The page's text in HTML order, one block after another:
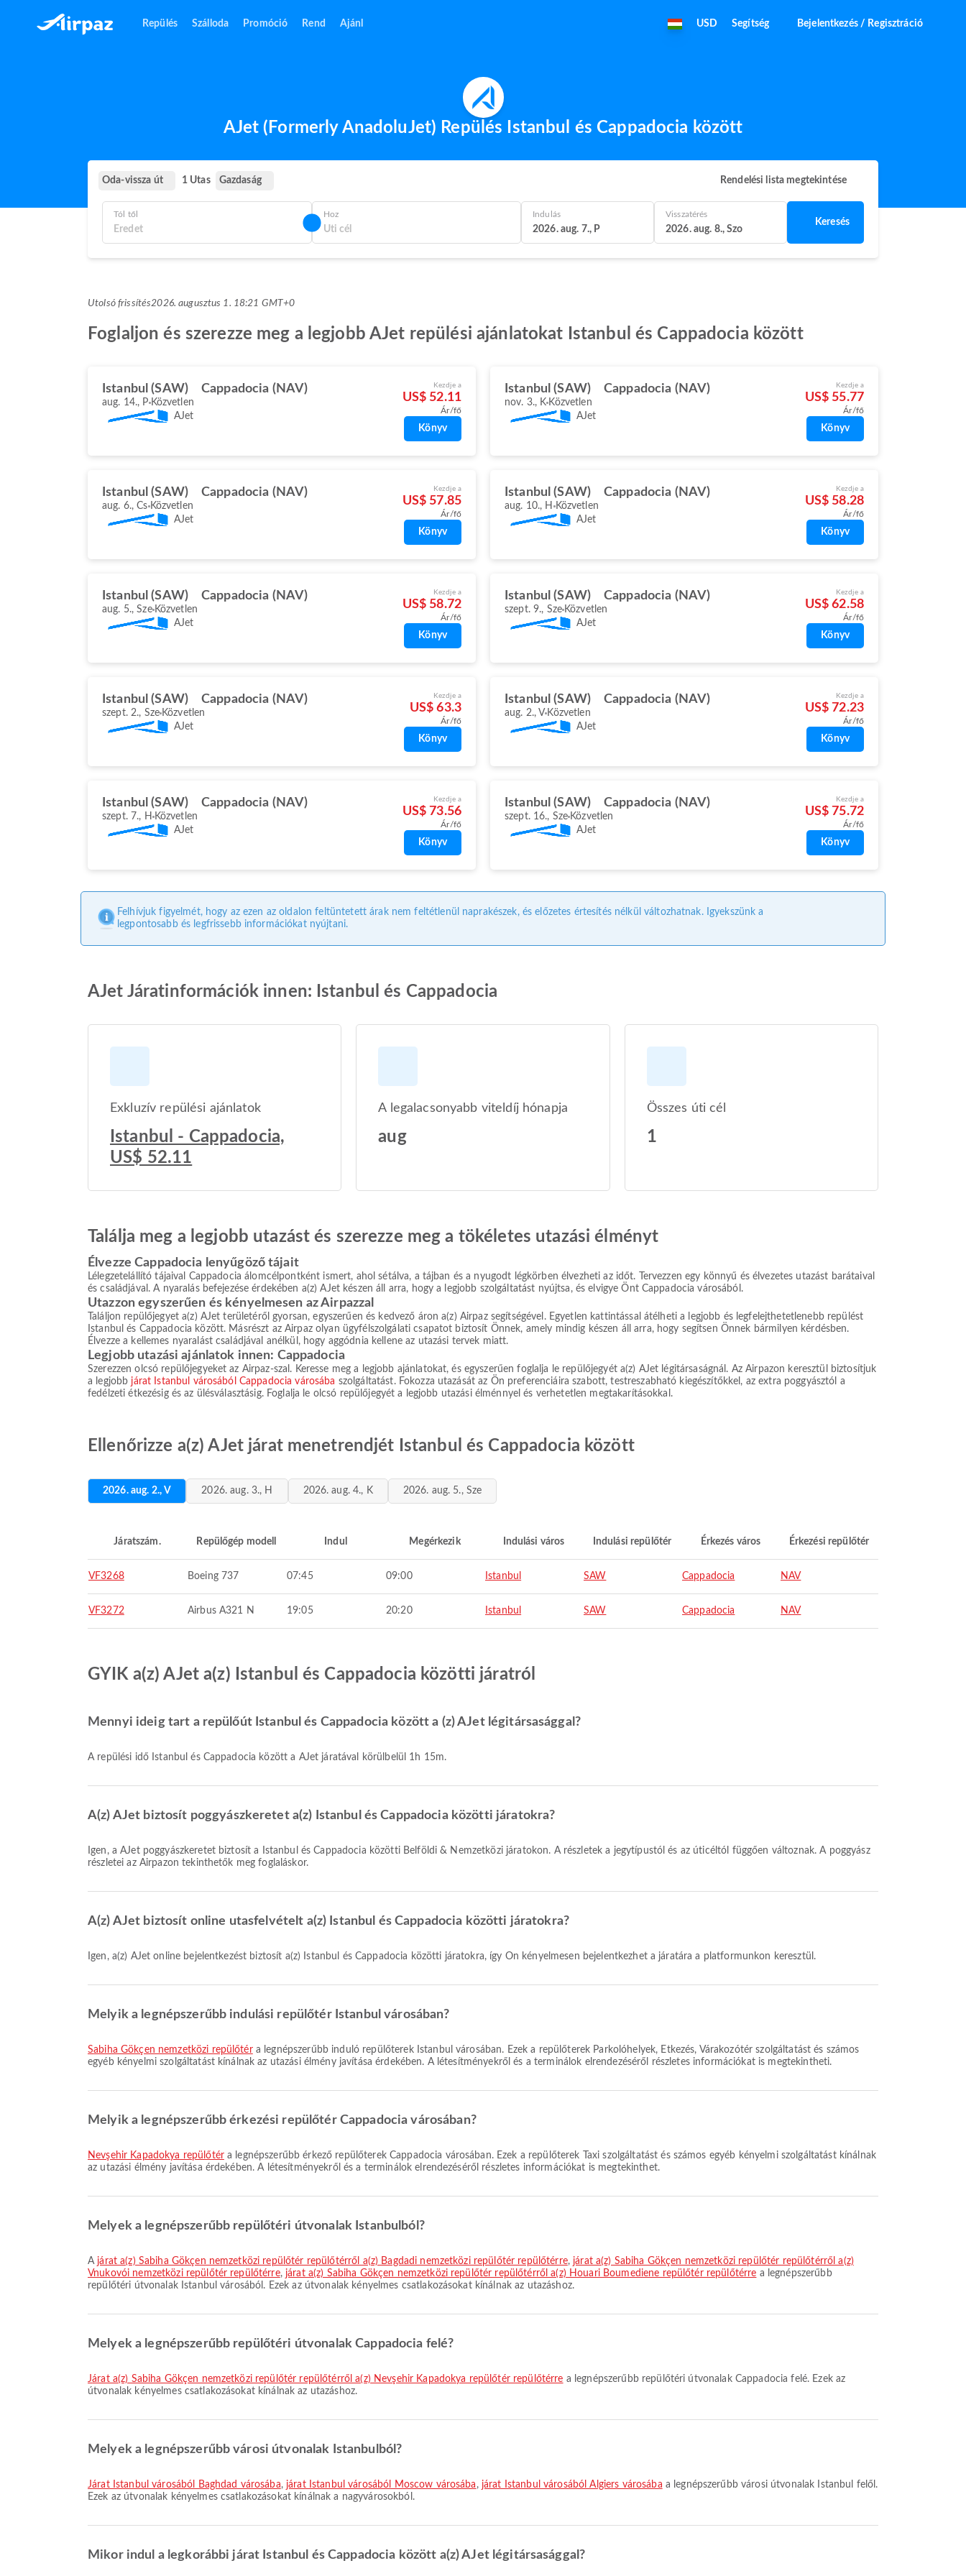
Repülés Szálloda Promóció Rend Ajánl USD Segítség Bejelentkezés / Regisztráció
AJet (Formerly AnadoluJet) Repülés Istanbul és Cappadocia között
Oda-vissza út 1 Utas Gazdaság Rendelési lista megtekintése
Tól től Hoz Indulás
2026. aug. 7., P
Visszatérés
2026. aug. 8., Szo
Keresés
Utolsó frissítés2026. augusztus 1. 18:21 GMT+0
Foglaljon és szerezze meg a legjobb AJet repülési ajánlatokat Istanbul és Cappadocia között
Istanbul (SAW) Cappadocia (NAV)
aug. 14., P Közvetlen
AJet
Kezdje a
US$ 52.11
Ár/fő
Könyv
Istanbul (SAW) Cappadocia (NAV)
nov. 3., K Közvetlen
AJet
Kezdje a
US$ 55.77
Ár/fő
Könyv
Istanbul (SAW) Cappadocia (NAV)
aug. 6., Cs Közvetlen
AJet
Kezdje a
US$ 57.85
Ár/fő
Könyv
Istanbul (SAW) Cappadocia (NAV)
aug. 10., H Közvetlen
AJet
Kezdje a
US$ 58.28
Ár/fő
Könyv
Istanbul (SAW) Cappadocia (NAV)
aug. 5., Sze Közvetlen
AJet
Kezdje a
US$ 58.72
Ár/fő
Könyv
Istanbul (SAW) Cappadocia (NAV)
szept. 9., Sze Közvetlen
AJet
Kezdje a
US$ 62.58
Ár/fő
Könyv
Istanbul (SAW) Cappadocia (NAV)
szept. 2., Sze Közvetlen
AJet
Kezdje a
US$ 63.3
Ár/fő
Könyv
Istanbul (SAW) Cappadocia (NAV)
aug. 2., V Közvetlen
AJet
Kezdje a
US$ 72.23
Ár/fő
Könyv
Istanbul (SAW) Cappadocia (NAV)
szept. 7., H Közvetlen
AJet
Kezdje a
US$ 73.56
Ár/fő
Könyv
Istanbul (SAW) Cappadocia (NAV)
szept. 16., Sze Közvetlen
AJet
Kezdje a
US$ 75.72
Ár/fő
Könyv
Felhívjuk figyelmét, hogy az ezen az oldalon feltüntetett árak nem feltétlenül naprakészek, és előzetes értesítés nélkül változhatnak. Igyekszünk a
legpontosabb és legfrissebb információkat nyújtani.
AJet Járatinformációk innen: Istanbul és Cappadocia
Exkluzív repülési ajánlatok
Istanbul - Cappadocia,
US$ 52.11
A legalacsonyabb viteldíj hónapja
aug
Összes úti cél
1
Találja meg a legjobb utazást és szerezze meg a tökéletes utazási élményt
Élvezze Cappadocia lenyűgöző tájait
Lélegzetelállító tájaival Cappadocia álomcélpontként ismert, ahol sétálva, a tájban és a nyugodt légkörben élvezheti az időt. Tervezzen egy könnyű és élvezetes utazást barátaival
és családjával. A nyaralás befejezése érdekében a(z) AJet készen áll arra, hogy a legjobb szolgáltatást nyújtsa, és elvigye Önt Cappadocia városából.
Utazzon egyszerűen és kényelmesen az Airpazzal
Találjon repülőjegyet a(z) AJet területéről gyorsan, egyszerűen és kedvező áron a(z) Airpaz segítségével. Egyetlen kattintással átélheti a legjobb és legfelejthetetlenebb repülést
Istanbul és Cappadocia között. Másrészt az Airpaz olyan ügyfélszolgálati csapatot biztosít Önnek, amely mindig készen áll arra, hogy segítsen Önnek bármilyen kérdésben.
Élvezze a kellemes nyaralást családjával anélkül, hogy aggódnia kellene az utazási tervek miatt.
Legjobb utazási ajánlatok innen: Cappadocia
Szerezzen olcsó repülőjegyeket az Airpaz-szal. Keresse meg a legjobb ajánlatokat, és egyszerűen foglalja le repülőjegyét a(z) AJet légitársaságnál. Az Airpazon keresztül biztosítjuk
a legjobb járat Istanbul városából Cappadocia városába szolgáltatást. Fokozza utazását az Ön preferenciáira szabott, testreszabható kiegészítőkkel, az extra poggyásztól a
fedélzeti étkezésig és az ülésválasztásig. Foglalja le olcsó repülőjegyét a legjobb utazási élménnyel és verhetetlen megtakarításokkal.
Ellenőrizze a(z) AJet járat menetrendjét Istanbul és Cappadocia között
2026. aug. 2., V 2026. aug. 3., H 2026. aug. 4., K 2026. aug. 5., Sze
Járatszám. Repülőgép modell Indul Megérkezik Indulási város Indulási repülőtér Érkezés város Érkezési repülőtér
VF3268 Boeing 737 07:45 09:00 Istanbul SAW Cappadocia NAV
VF3272 Airbus A321 N 19:05 20:20 Istanbul SAW Cappadocia NAV
GYIK a(z) AJet a(z) Istanbul és Cappadocia közötti járatról
Mennyi ideig tart a repülőút Istanbul és Cappadocia között a (z) AJet légitársasággal?
A repülési idő Istanbul és Cappadocia között a AJet járatával körülbelül 1h 15m.
A(z) AJet biztosít poggyászkeretet a(z) Istanbul és Cappadocia közötti járatokra?
Igen, a AJet poggyászkeretet biztosít a Istanbul és Cappadocia közötti Belföldi & Nemzetközi járatokon. A részletek a jegytípustól és az úticéltól függően változnak. A poggyász
részletei az Airpazon tekinthetők meg foglaláskor.
A(z) AJet biztosít online utasfelvételt a(z) Istanbul és Cappadocia közötti járatokra?
Igen, a(z) AJet online bejelentkezést biztosít a(z) Istanbul és Cappadocia közötti járatokra, így Ön kényelmesen bejelentkezhet a járatára a platformunkon keresztül.
Melyik a legnépszerűbb indulási repülőtér Istanbul városában?
Sabiha Gökçen nemzetközi repülőtéra legnépszerűbb induló repülőterek Istanbul városában. Ezek a repülőterek Parkolóhelyek, Étkezés, Várakozótér szolgáltatást és számos
egyéb kényelmi szolgáltatást kínálnak az utazási élmény javítása érdekében. A létesítményekről és a terminálok elrendezéséről részletes információkat is megtekintheti.
Melyik a legnépszerűbb érkezési repülőtér Cappadocia városában?
Nevşehir Kapadokya repülőtéra legnépszerűbb érkező repülőterek Cappadocia városában. Ezek a repülőterek Taxi szolgáltatást és számos egyéb kényelmi szolgáltatást kínálnak
az utazási élmény javítása érdekében. A létesítményekről és a terminálok elrendezéséről részletes információkat is megtekinthet.
Melyek a legnépszerűbb repülőtéri útvonalak Istanbulból?
A járat a(z) Sabiha Gökçen nemzetközi repülőtér repülőtérről a(z) Bagdadi nemzetközi repülőtér repülőtérre, járat a(z) Sabiha Gökçen nemzetközi repülőtér repülőtérről a(z)
Vnukovói nemzetközi repülőtér repülőtérre, járat a(z) Sabiha Gökçen nemzetközi repülőtér repülőtérről a(z) Houari Boumediene repülőtér repülőtérre a legnépszerűbb
repülőtéri útvonalak Istanbul városából. Ezek az útvonalak kényelmes csatlakozásokat kínálnak az utazáshoz.
Melyek a legnépszerűbb repülőtéri útvonalak Cappadocia felé?
járat a(z) Sabiha Gökçen nemzetközi repülőtér repülőtérről a(z) Nevşehir Kapadokya repülőtér repülőtérre a legnépszerűbb repülőtéri útvonalak Cappadocia felé. Ezek az
útvonalak kényelmes csatlakozásokat kínálnak az utazáshoz.
Melyek a legnépszerűbb városi útvonalak Istanbulból?
járat Istanbul városából Baghdad városába, járat Istanbul városából Moscow városába , járat Istanbul városából Algiers városába a legnépszerűbb városi útvonalak Istanbul felől.
Ezek az útvonalak kényelmes csatlakozásokat kínálnak a nagyvárosokból.
Mikor indul a legkorábbi járat Istanbul és Cappadocia között a(z) AJet légitársasággal?